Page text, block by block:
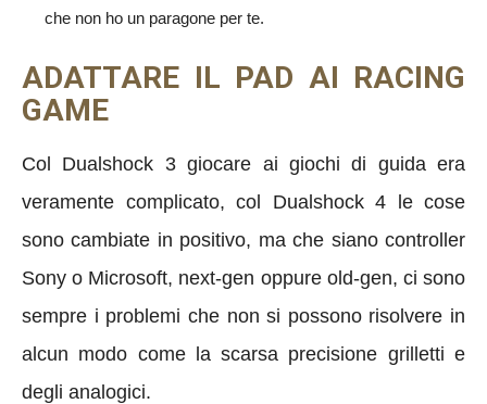
che non ho un paragone per te.
ADATTARE IL PAD AI RACING
GAME
Col Dualshock 3 giocare ai giochi di guida era
veramente complicato, col Dualshock 4 le cose
sono cambiate in positivo, ma che siano controller
Sony o Microsoft, next-gen oppure old-gen, ci sono
sempre i problemi che non si possono risolvere in
alcun modo come la scarsa precisione grilletti e
degli analogici.